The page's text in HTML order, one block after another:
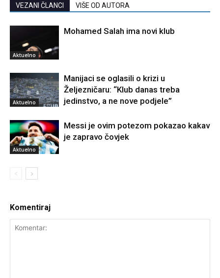
VEZANI ČLANCI VIŠE OD AUTORA
Aktuelno
Mohamed Salah ima novi klub
Aktuelno
Manijaci se oglasili o krizi u
Željezničaru: “Klub danas treba
jedinstvo, a ne nove podjele”
Aktuelno
Messi je ovim potezom pokazao kakav
je zapravo čovjek
Komentiraj